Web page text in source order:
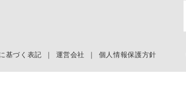
基づく表記 ｜ 運営会社 ｜ 個人情報保護方針